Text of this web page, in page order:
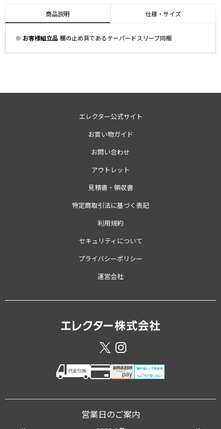
商品説明 仕様・サイズ
※ お客様組立品 棚の止め具であるテーパードスリーブ同梱
エレクター公式サイト
お買い物ガイド
お問い合わせ
アウトレット
見積書・領収書
特定商取引法に基づく表記
利用規約
セキュリティについて
プライバシーポリシー
運営会社
営業日のご案内